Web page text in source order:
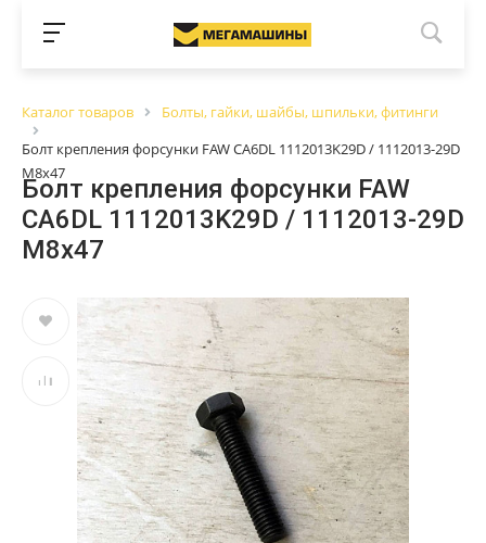
Каталог товаров
Болты, гайки, шайбы, шпильки, фитинги
Болт крепления форсунки FAW CA6DL 1112013K29D / 1112013-29D
М8х47
Болт крепления форсунки FAW
CA6DL 1112013K29D / 1112013-29D
М8х47